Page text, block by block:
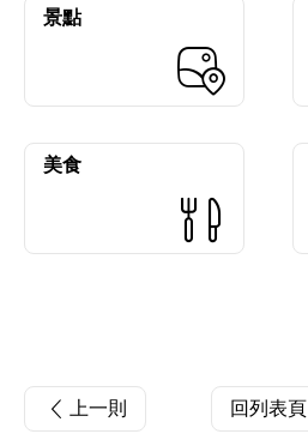
景點
美食
上一則 回列表頁